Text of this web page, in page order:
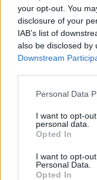
your opt-out. You
disclosure of your
IAB’s list of
also be disclosed by
Downstream
Please note that
not limited to your
grant or deny
use your data for
consent section.
Personal Data
I want to opt-
personal data.
Opted In
I want to opt-
Personal Data.
Opted In
megfelelési
A torz társadalmi
önértékelésre.
mindenki
életének részei.„
közösségi
érzik ezeket a
jellemzően
felerősítheti a
hasonlóan a